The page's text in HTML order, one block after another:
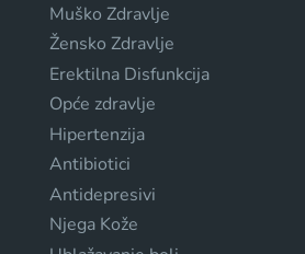
Muško Zdravlje
Žensko Zdravlje
Erektilna Disfunkcija
Opće zdravlje
Hipertenzija
Antibiotici
Antidepresivi
Njega Kože